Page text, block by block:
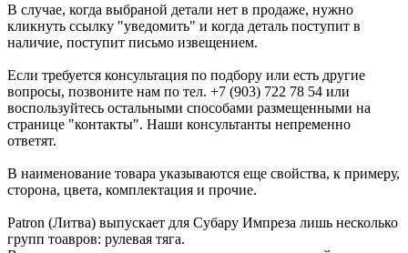
В случае, когда выбраной детали нет в продаже, нужно
кликнуть ссылку "уведомить" и когда деталь поступит в
наличие, поступит письмо извещением.
Если требуется консультация по подбору или есть другие
вопросы, позвоните нам по тел. +7 (903) 722 78 54 или
воспользуйтесь остальными способами размещенными на
странице "контакты". Наши консультанты непременно
ответят.
В наименование товара указываются еще свойства, к примеру,
сторона, цвета, комплектация и прочие.
Patron (Литва) выпускает для Субару Импреза лишь несколько
групп тоавров: рулевая тяга.